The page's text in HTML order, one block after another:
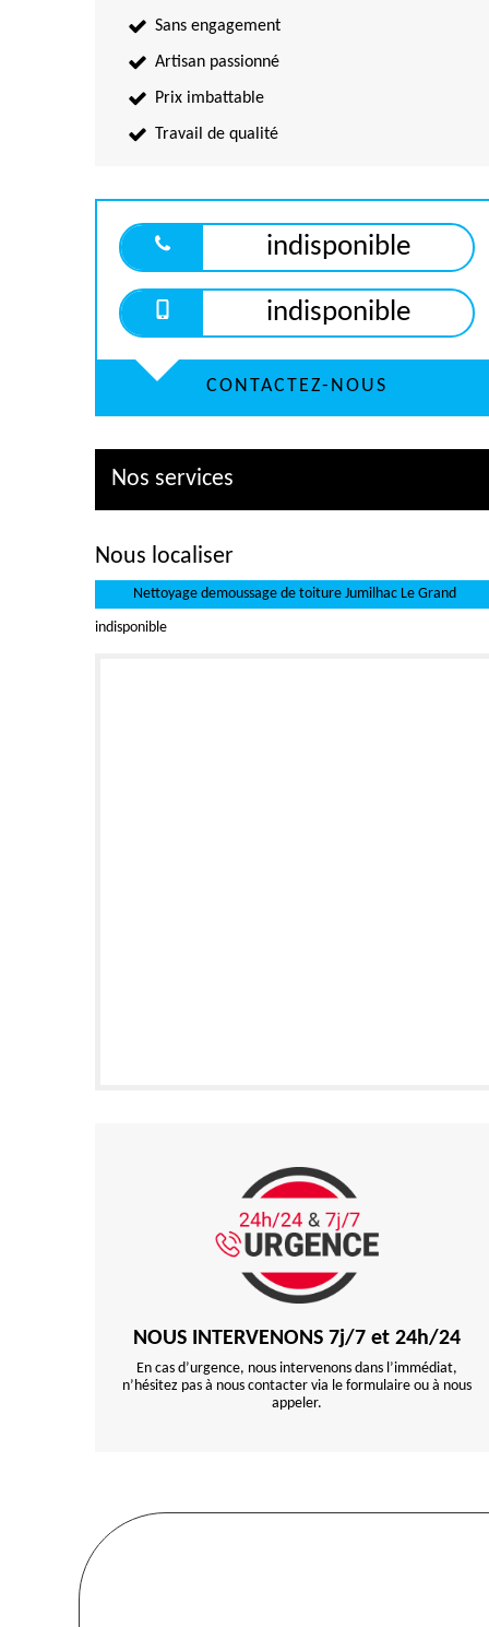
Sans engagement
Artisan passionné
Prix imbattable
Travail de qualité
indisponible
indisponible
CONTACTEZ-NOUS
Nos services
Nous localiser
Nettoyage demoussage de toiture Jumilhac Le Grand
indisponible
NOUS INTERVENONS 7j/7 et 24h/24
En cas d’urgence, nous intervenons dans l’immédiat,
n’hésitez pas à nous contacter via le formulaire ou à nous
appeler.